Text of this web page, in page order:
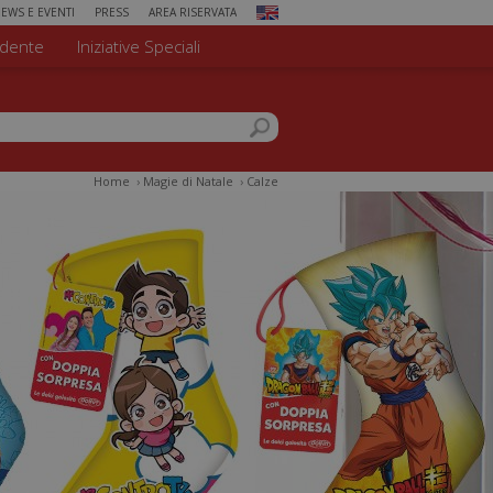
E EVENTI PRESS AREA RISERVATA
di ricerca
sito
Iniziative Speciali
Home › Magie di Natale › Calze